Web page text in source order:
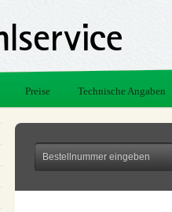
Preise Technische Angaben